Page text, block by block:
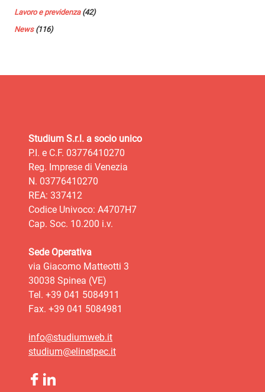
Lavoro e previdenza(42)
News(116)
Studium S.r.l. a socio unico
P.I. e C.F. 03776410270
Reg. Imprese di Venezia
N. 03776410270
REA: 337412
Codice Univoco: A4707H7
Cap. Soc. 10.200 i.v.
Sede Operativa
via Giacomo Matteotti 3
30038 Spinea (VE)
Tel. +39 041 5084911
Fax. +39 041 5084981
info@studiumweb.it
studium@elinetpec.it